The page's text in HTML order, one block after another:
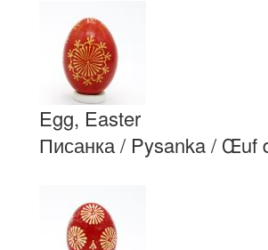
Egg, Easter
Писанка / Pysanka / Œuf